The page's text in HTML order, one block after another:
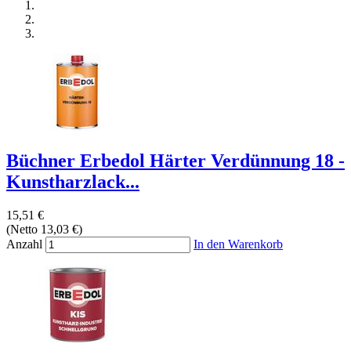
Büchner Erbedol Härter Verdünnung 18 -
Kunstharzlack...
15,51 €
(Netto 13,03 €)
Anzahl
In den Warenkorb